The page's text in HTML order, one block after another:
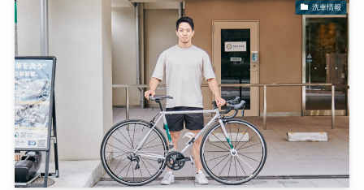
洗車情報